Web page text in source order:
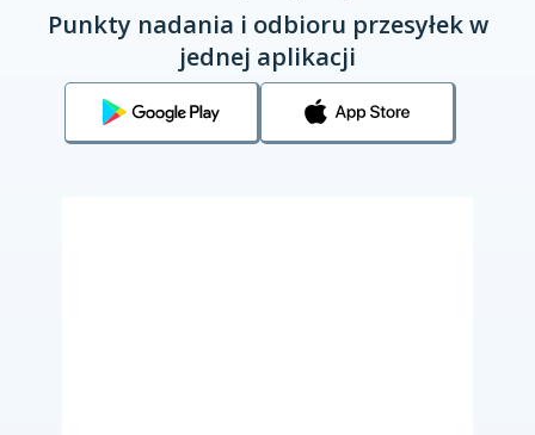
Punkty nadania i odbioru przesyłek w
jednej aplikacji